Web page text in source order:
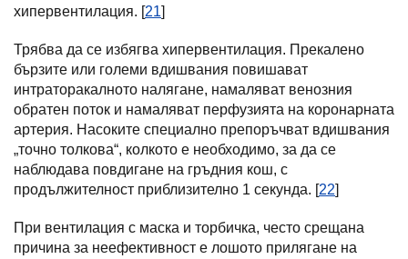
хипервентилация. [21]
Трябва да се избягва хипервентилация. Прекалено
бързите или големи вдишвания повишават
интраторакалното налягане, намаляват венозния
обратен поток и намаляват перфузията на коронарната
артерия. Насоките специално препоръчват вдишвания
„точно толкова“, колкото е необходимо, за да се
наблюдава повдигане на гръдния кош, с
продължителност приблизително 1 секунда. [22]
При вентилация с маска и торбичка, често срещана
причина за неефективност е лошото прилягане на